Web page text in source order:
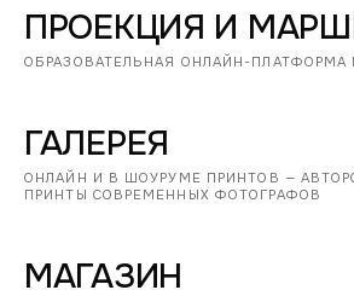
ПРОЕКЦИЯ И
ОБРАЗОВАТЕЛЬНАЯ ОНЛАЙН-ПЛАТФОРМА
ГАЛЕРЕЯ
ОНЛАЙН И В ШОУРУМЕ ПРИНТОВ —
ПРИНТЫ СОВРЕМЕННЫХ ФОТОГРАФОВ
МАГАЗИН